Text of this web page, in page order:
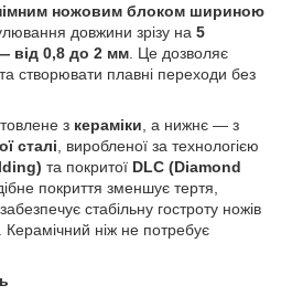
ножовим блоком шириною
довжини зрізу на 5
від 0,8 до 2 мм . Це дозволяє
створювати плавні переходи без
з кераміки , а нижнє — з
сталі , виробленої за технологією
та покритої DLC (Diamond
покриття зменшує тертя,
стабільну гостроту ножів
Керамічний ніж не потребує